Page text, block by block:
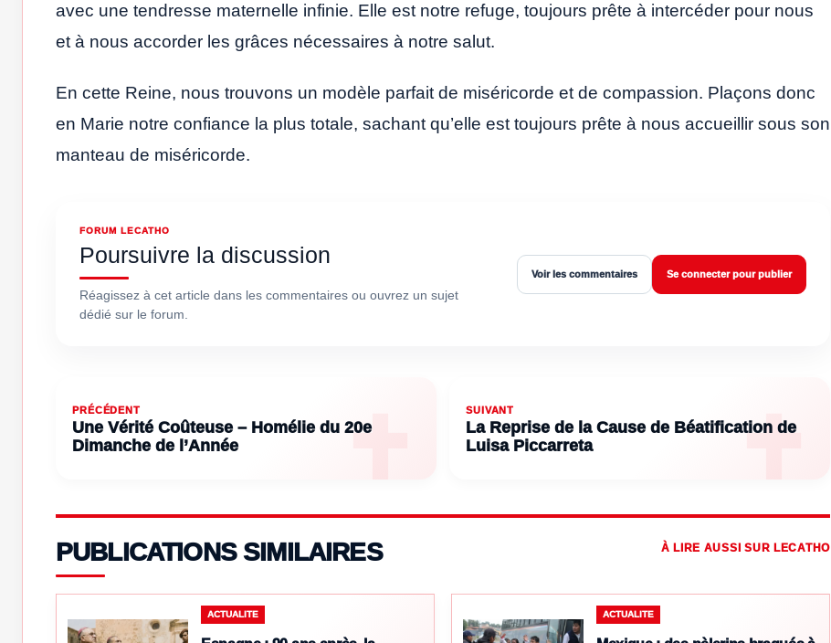
avec une tendresse maternelle infinie. Elle est notre refuge, toujours prête à intercéder pour nous
et à nous accorder les grâces nécessaires à notre salut.
En cette Reine, nous trouvons un modèle parfait de miséricorde et de compassion. Plaçons donc
en Marie notre confiance la plus totale, sachant qu’elle est toujours prête à nous accueillir sous son
manteau de miséricorde.
FORUM LECATHO
Poursuivre la discussion
Réagissez à cet article dans les commentaires ou ouvrez un sujet
dédié sur le forum.
Voir les commentaires Se connecter pour publier
PRÉCÉDENT
Une Vérité Coûteuse – Homélie du 20e
Dimanche de l’Année
SUIVANT
La Reprise de la Cause de Béatification de
Luisa Piccarreta
PUBLICATIONS SIMILAIRES À LIRE AUSSI SUR LECATHO
ACTUALITE ACTUALITE